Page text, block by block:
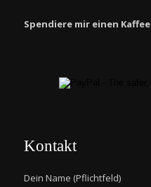
Spendiere mir einen Kaffee
Kontakt
Dein Name (Pflichtfeld)